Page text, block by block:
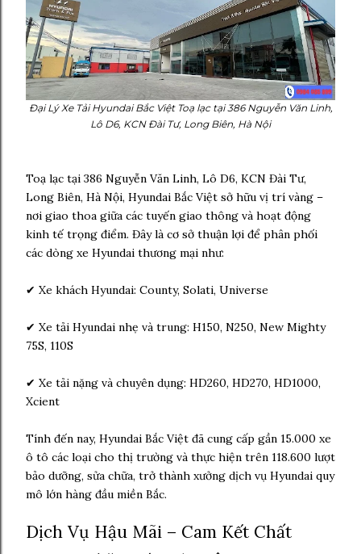
Đại Lý Xe Tải Hyundai Bắc Việt Toạ lạc tại 386 Nguyễn Văn Linh,
Lô D6, KCN Đài Tư, Long Biên, Hà Nội
Toạ lạc tại 386 Nguyễn Văn Linh, Lô D6, KCN Đài Tư,
Long Biên, Hà Nội, Hyundai Bắc Việt sở hữu vị trí vàng –
nơi giao thoa giữa các tuyến giao thông và hoạt động
kinh tế trọng điểm. Đây là cơ sở thuận lợi để phân phối
các dòng xe Hyundai thương mại như:
✔ Xe khách Hyundai: County, Solati, Universe
✔ Xe tải Hyundai nhẹ và trung: H150, N250, New Mighty
75S, 110S
✔ Xe tải nặng và chuyên dụng: HD260, HD270, HD1000,
Xcient
Tính đến nay, Hyundai Bắc Việt đã cung cấp gần 15.000 xe
ô tô các loại cho thị trường và thực hiện trên 118.600 lượt
bảo dưỡng, sửa chữa, trở thành xưởng dịch vụ Hyundai quy
mô lớn hàng đầu miền Bắc.
Dịch Vụ Hậu Mãi – Cam Kết Chất